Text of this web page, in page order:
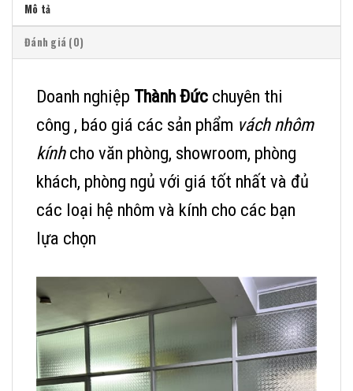
Mô tả
Đánh giá (0)
Doanh nghiệp Thành Đức chuyên thi
công , báo giá các sản phẩm vách nhôm
kínhcho văn phòng, showroom, phòng
khách, phòng ngủ với giá tốt nhất và đủ
các loại hệ nhôm và kính cho các bạn
lựa chọn